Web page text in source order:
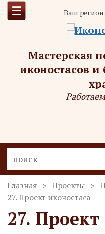
Ваш регион:
Мастерская
иконостасов
Главная Проекты
27. Проект иконостаса
27.